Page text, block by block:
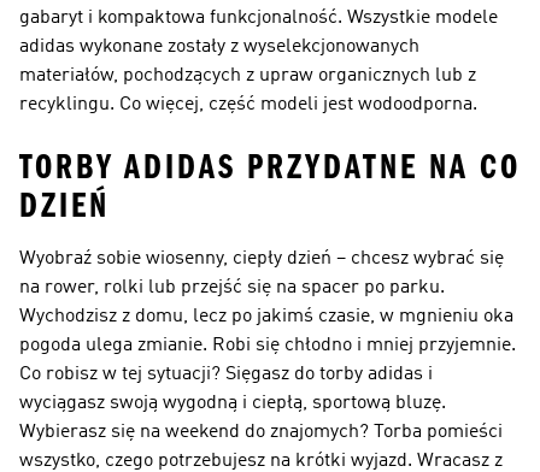
gabaryt i kompaktowa funkcjonalność. Wszystkie modele
adidas wykonane zostały z wyselekcjonowanych
materiałów, pochodzących z upraw organicznych lub z
recyklingu. Co więcej, część modeli jest wodoodporna.
TORBY ADIDAS PRZYDATNE NA CO
DZIEŃ
Wyobraź sobie wiosenny, ciepły dzień – chcesz wybrać się
na rower, rolki lub przejść się na spacer po parku.
Wychodzisz z domu, lecz po jakimś czasie, w mgnieniu oka
pogoda ulega zmianie. Robi się chłodno i mniej przyjemnie.
Co robisz w tej sytuacji? Sięgasz do torby adidas i
wyciągasz swoją wygodną i ciepłą, sportową bluzę.
Wybierasz się na weekend do znajomych? Torba pomieści
wszystko, czego potrzebujesz na krótki wyjazd. Wracasz z